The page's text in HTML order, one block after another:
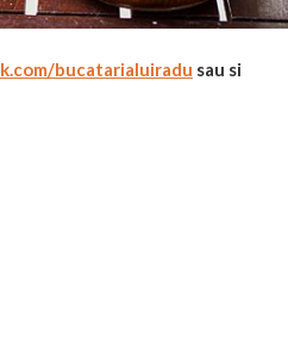
bucatarialuiradu sau si